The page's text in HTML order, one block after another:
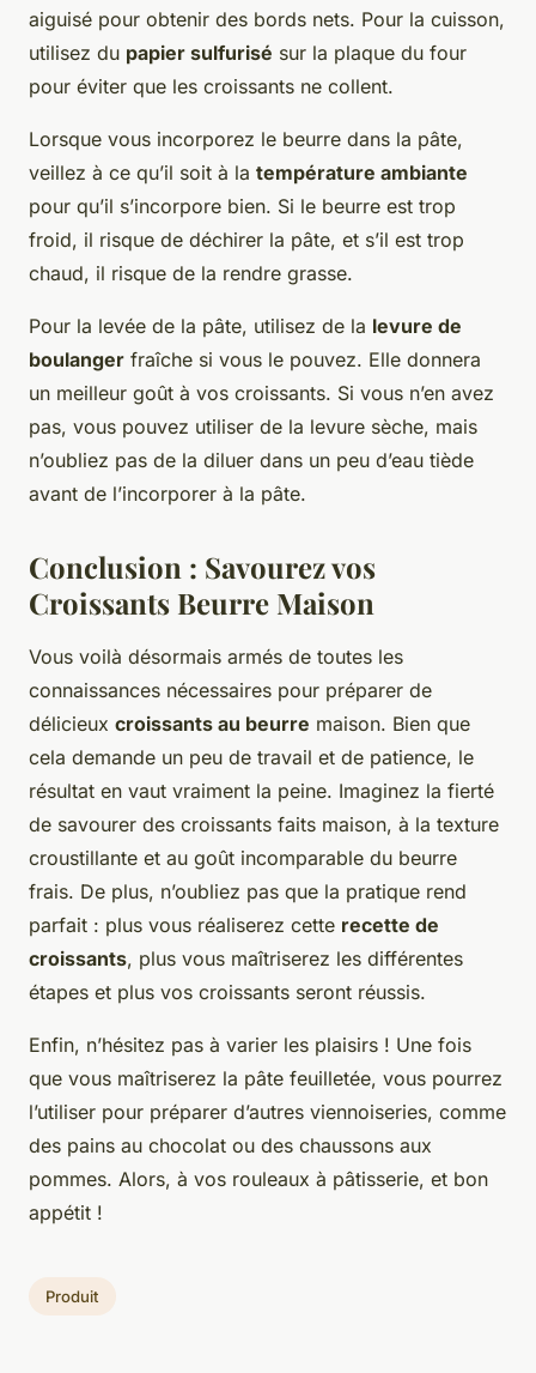
aiguisé pour obtenir des bords nets. Pour la cuisson,
utilisez du papier sulfurisé sur la plaque du four
pour éviter que les croissants ne collent.
Lorsque vous incorporez le beurre dans la pâte,
veillez à ce qu’il soit à la température ambiante
pour qu’il s’incorpore bien. Si le beurre est trop
froid, il risque de déchirer la pâte, et s’il est trop
chaud, il risque de la rendre grasse.
Pour la levée de la pâte, utilisez de la levure de
boulanger fraîche si vous le pouvez. Elle donnera
un meilleur goût à vos croissants. Si vous n’en avez
pas, vous pouvez utiliser de la levure sèche, mais
n’oubliez pas de la diluer dans un peu d’eau tiède
avant de l’incorporer à la pâte.
Conclusion : Savourez vos
Croissants Beurre Maison
Vous voilà désormais armés de toutes les
connaissances nécessaires pour préparer de
délicieux croissants au beurre maison. Bien que
cela demande un peu de travail et de patience, le
résultat en vaut vraiment la peine. Imaginez la fierté
de savourer des croissants faits maison, à la texture
croustillante et au goût incomparable du beurre
frais. De plus, n’oubliez pas que la pratique rend
parfait : plus vous réaliserez cette recette de
croissants, plus vous maîtriserez les différentes
étapes et plus vos croissants seront réussis.
Enfin, n’hésitez pas à varier les plaisirs ! Une fois
que vous maîtriserez la pâte feuilletée, vous pourrez
l’utiliser pour préparer d’autres viennoiseries, comme
des pains au chocolat ou des chaussons aux
pommes. Alors, à vos rouleaux à pâtisserie, et bon
appétit !
Produit